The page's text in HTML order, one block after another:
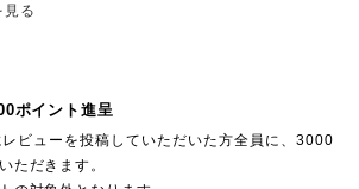
る
ポイント進呈
ビューを投稿していただいた方全員に、3000
ただきます。